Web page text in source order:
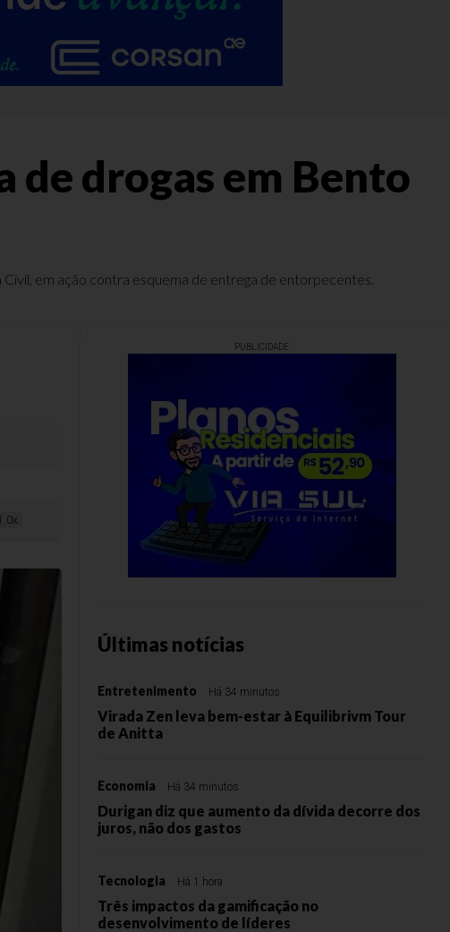
de drogas em Bento
em ação contra esquema de entrega de entorpecentes.
PUBLICIDADE
Últimas notícias
Entretenimento Há 34 minutos
Virada Zen leva bem-estar à Equilibrivm Tour
de Anitta
Economia Há 34 minutos
Durigan diz que aumento da dívida decorre dos
juros, não dos gastos
Tecnologia Há 1 hora
Três impactos da gamificação no
desenvolvimento de líderes